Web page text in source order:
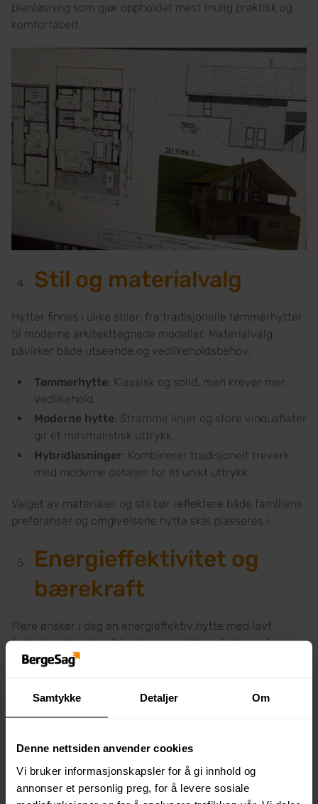
Samtykke Detaljer Om
Denne nettsiden anvender cookies
Vi bruker informasjonskapsler for å gi innhold og
annonser et personlig preg, for å levere sosiale
planløsning som gjør oppholdet mest mulig praktisk og
komfortabelt.
Stil og materialvalg
Hytter finnes i ulike stiler, fra tradisjonelle tømmerhytter
til moderne arkitekttegnede modeller. Materialvalg
påvirker både utseende og vedlikeholdsbehov.
Tømmerhytte: Klassisk og solid, men krever mer
vedlikehold.
Moderne hytte: Stramme linjer og store vindusflater
gir et minimalistisk uttrykk.
Hybridløsninger: Kombinerer tradisjonelt treverk
med moderne detaljer for et unikt uttrykk.
Valget av materialer og stil bør reflektere både familiens
preferanser og omgivelsene hytta skal plasseres i.
Energieffektivitet og
bærekraft
Flere ønsker i dag en energieffektiv hytte med lavt
forbruk og bærekraftige løsninger. Noen faktorer å
vurdere:
God isolasjon og energivennlige vinduer.
miljøavtrykket.
En miljøvennlig hytte er ikke bare bra for klimaet, men
kan også gi lavere driftskostnader på sikt.